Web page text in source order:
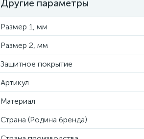
Другие параметры
Размер 1, мм
Размер 2, мм
Защитное покрытие
Артикул
Материал
Страна (Родина бренда)